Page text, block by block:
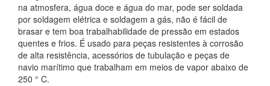
na atmosfera, água doce e água do mar, pode ser soldada
por soldagem elétrica e soldagem a gás, não é fácil de
brasar e tem boa trabalhabilidade de pressão em estados
quentes e frios. É usado para peças resistentes à corrosão
de alta resistência, acessórios de tubulação e peças de
navio marítimo que trabalham em meios de vapor abaixo de
250 ° C.